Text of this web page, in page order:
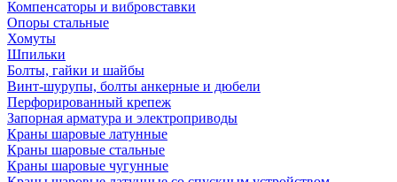
Компенсаторы и вибровставки
Опоры стальные
Хомуты
Шпильки
Болты, гайки и шайбы
Винт-шурупы, болты анкерные и дюбели
Перфорированный крепеж
Запорная арматура и электроприводы
Краны шаровые латунные
Краны шаровые стальные
Краны шаровые чугунные